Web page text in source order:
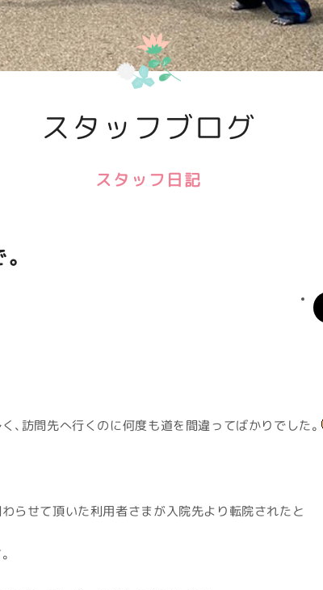
スタッフブログ
スタッフ日記
、訪問先へ行くのに何度も道を間違ってばかりでした。
らせて頂いた利用者さまが入院先より転院されたと